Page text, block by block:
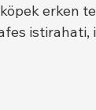
erken